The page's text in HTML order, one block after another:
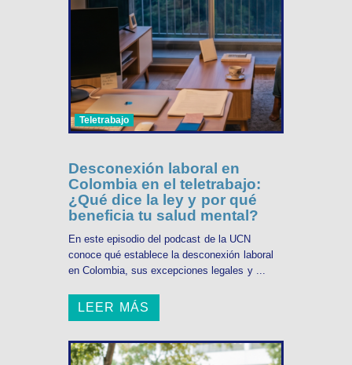
Teletrabajo
Desconexión laboral en
Colombia en el teletrabajo:
¿Qué dice la ley y por qué
beneficia tu salud mental?
En este episodio del podcast de la UCN
conoce qué establece la desconexión laboral
en Colombia, sus excepciones legales y ...
LEER MÁS